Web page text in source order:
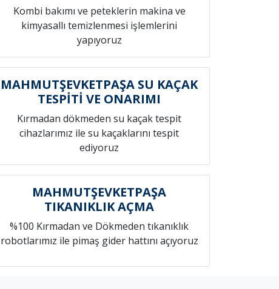
Kombi bakımı ve peteklerin makina ve
kimyasallı temizlenmesi işlemlerini
yapıyoruz
MAHMUTŞEVKETPAŞA SU KAÇAK
TESPİTİ VE ONARIMI
Kırmadan dökmeden su kaçak tespit
cihazlarımız ile su kaçaklarını tespit
ediyoruz
MAHMUTŞEVKETPAŞA
TIKANIKLIK AÇMA
%100 Kırmadan ve Dökmeden tıkanıklık
robotlarımız ile pimaş gider hattını açıyoruz